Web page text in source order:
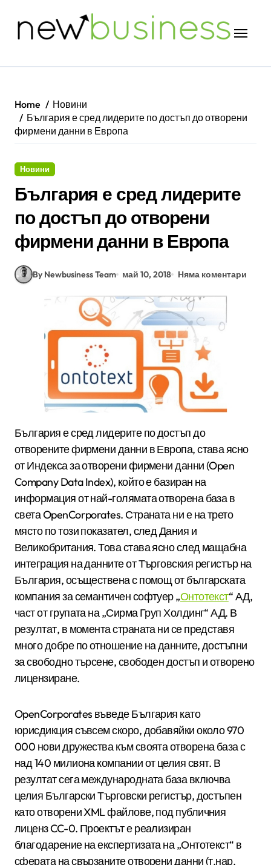
Home
Новини
България е сред лидерите по достъп до отворени
фирмени данни в Европа
Новини
България е сред лидерите
по достъп до отворени
фирмени данни в Европа
By Newbusiness Team май 10, 2018 Няма коментари
България е сред лидерите по достъп до
отворените фирмени данни в Европа, става ясно
от Индекса за отворени фирмени данни (Open
Company Data Index), който е базиран на
информация от най-голямата отворена база в
света OpenCorporates. Страната ни е на трето
място по този показател, след Дания и
Великобритания. Това става ясно след мащабна
интеграция на данните от Търговския регистър на
България, осъществена с помощ от българската
компания за семантичен софтуер „Онтотекст“ АД,
част от групата на „Сирма Груп Холдинг“ АД. В
резултат, в момента страната ни се представя
много добре по отношение на данните, достъпни
за свободно търсене, свободен достъп и отворено
лицензиране.
OpenCorporates въведе България като
юрисдикция съвсем скоро, добавяйки около 970
000 нови дружества към своята отворена база с
над 140 милиона компании от целия свят. В
резултат сега международната база включва
целия Български Търговски регистър, достъпен
като отворени XML файлове, под публичния
лиценз CC-0. Проектът е реализиран
благодарение на експертизата на „Онтотекст“ в
сферата на свързаните отворени данни (т.нар.